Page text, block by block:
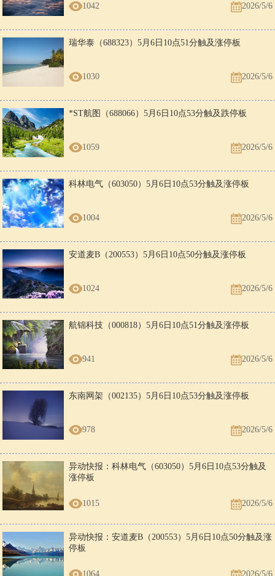
1042 2026/5/6
瑞华泰（688323）5月6日10点51分触及涨停板
1030 2026/5/6
*ST航图（688066）5月6日10点53分触及跌停板
1059 2026/5/6
科林电气（603050）5月6日10点53分触及涨停板
1004 2026/5/6
安道麦B（200553）5月6日10点50分触及涨停板
1024 2026/5/6
航锦科技（000818）5月6日10点51分触及涨停板
941 2026/5/6
东南网架（002135）5月6日10点53分触及涨停板
978 2026/5/6
异动快报：科林电气（603050）5月6日10点53分触及
涨停板
1015 2026/5/6
异动快报：安道麦B（200553）5月6日10点50分触及涨
停板
1064 2026/5/6